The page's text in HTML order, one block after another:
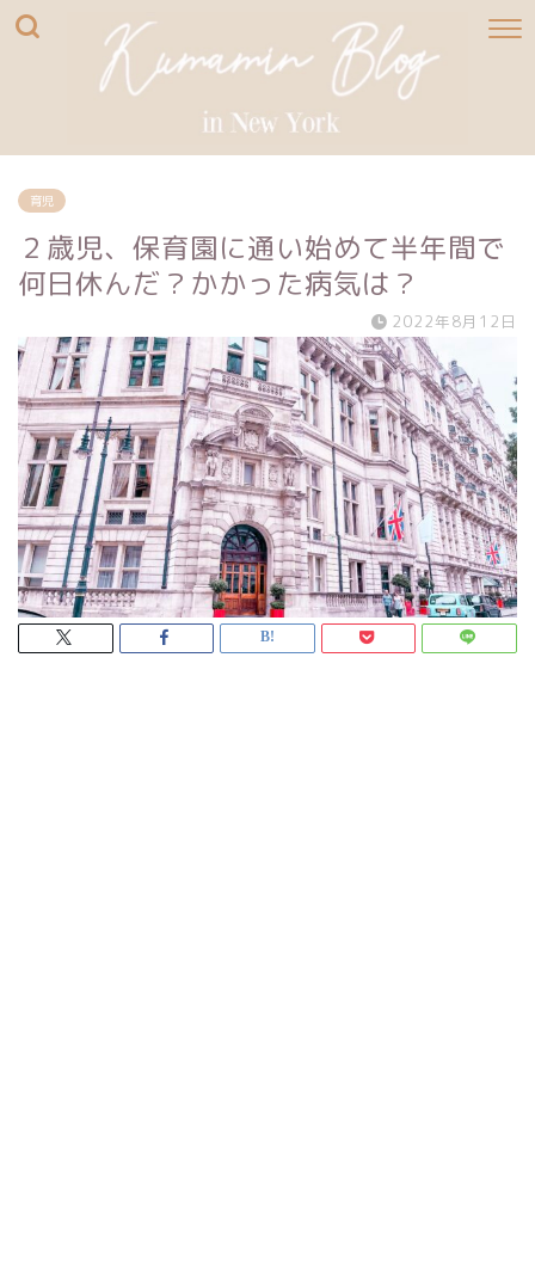
育児
２歳児、保育園に通い始めて半年間で
何日休んだ？かかった病気は？
2022年8月12日